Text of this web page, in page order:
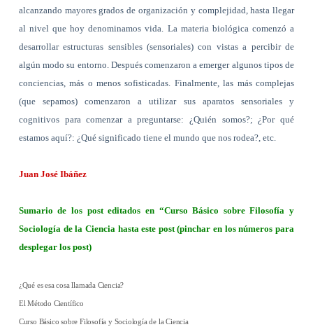
alcanzando mayores grados de organización y complejidad, hasta llegar
al nivel que hoy denominamos vida. La materia biológica comenzó a
desarrollar estructuras sensibles (sensoriales) con vistas a percibir de
algún modo su entorno. Después comenzaron a emerger algunos tipos de
conciencias, más o menos sofisticadas. Finalmente, las más complejas
(que sepamos) comenzaron a utilizar sus aparatos sensoriales y
cognitivos para comenzar a preguntarse: ¿Quién somos?; ¿Por qué
estamos aquí?: ¿Qué significado tiene el mundo que nos rodea?, etc.
Juan José Ibáñez
Sumario de los post editados en “Curso Básico sobre Filosofía y
Sociología de la Ciencia hasta este post (pinchar en los números para
desplegar los post)
¿Qué es esa cosa llamada Ciencia?
El Método Científico
Curso Básico sobre Filosofía y Sociología de la Ciencia